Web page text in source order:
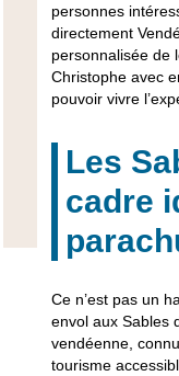
personnes
directement
personnalisée de
Christophe avec
pouvoir vivre
Les
cadre
Ce n’est pas un
envol aux Sables
vendéenne,
tourisme